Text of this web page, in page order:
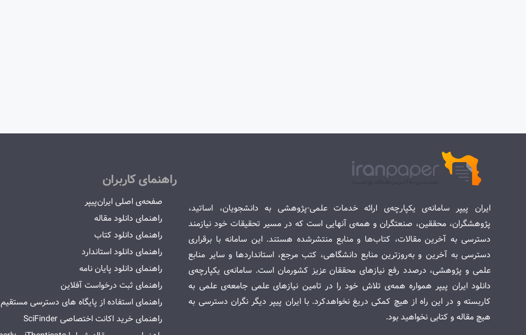
ایران پیپر سامانه‌ی یکپارچه‌ی ارائه خدمات علمی-پژوهشی به دانشجویان، اساتید،
پژوهشگران، محققین، صنعتگران و همه‌ی آنهایی است که در مسیر تحقیقات خود نیازمند
دسترسی به آخرین مقالات، کتاب‌ها و منابع منتشرشده هستند. این سامانه با برقراری
دسترسی به آخرین و به‌روزترین منابع دانشگاهی، کتب مرجع، استانداردها و سایر منابع
علمی و پژوهشی، درصدد رفع نیازهای محققان عزیز کشورمان است. سامانه‌ی یکپارچه‌ی
دانلود ایران پیپر همواره همه‌ی تلاش خود را در تامین نیازهای علمی جامعه‌ی علمی به
کاربسته و در این راه از هیچ کمکی دریغ نخواهدکرد. با ایران پیپر دیگر نگران دسترسی به
هیچ مقاله و کتابی نخواهید بود.
راهنمای کاربران
صفحه‌ی اصلی ایران‌پیپر
راهنمای دانلود مقاله
راهنمای دانلود کتاب
راهنمای دانلود استاندارد
راهنمای دانلود پایان نامه
راهنمای ثبت درخواست آفلاین
راهنمای استفاده از پایگاه های دسترسی مستقیم
راهنمای خرید اکانت اختصاصی SciFinder